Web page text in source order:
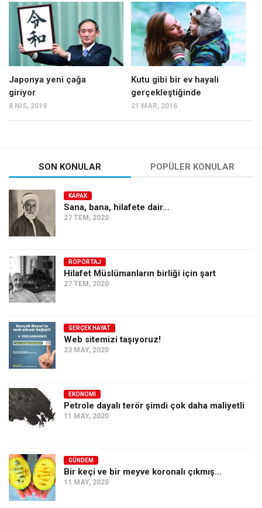
Mehmet Ali Tekin
Abir E. Nahas
Amina S. Jenenkovic
Bağdagül Öz
Esra Elönü
Kategoriler
Kültür Sanat
Kitap
Karisi kitap sualleri
7 soruda bu hafta
Ekonomi
Spor
Sağlık
Gıda-Beslenme
Türkiye
Siyaset
Dünya
Asya
Japonya yeni çağa
giriyor
8 NIS, 2019
Kutu gibi bir ev hayali
gerçekleştiğinde
21 MAR, 2016
SON KONULAR POPÜLER KONULAR
KAPAK
Sana, bana, hilafete dair…
27 TEM, 2020
RÖPORTAJ
Hilafet Müslümanların birliği için şart
27 TEM, 2020
GERÇEK HAYAT
Web sitemizi taşıyoruz!
23 MAY, 2020
EKONOMI
Petrole dayalı terör şimdi çok daha maliyetli
11 MAY, 2020
GÜNDEM
Bir keçi ve bir meyve koronalı çıkmış…
11 MAY, 2020